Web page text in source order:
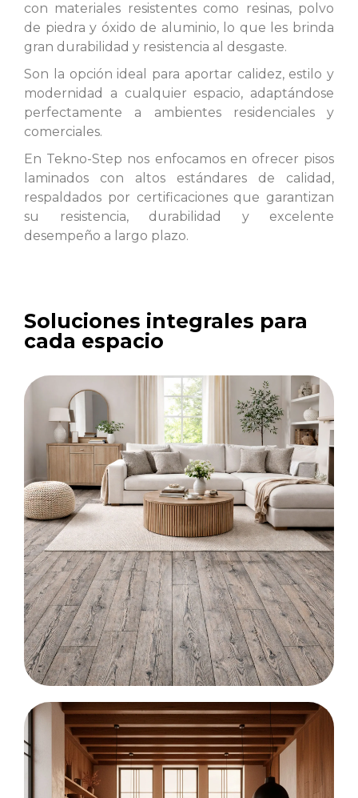
con materiales resistentes como resinas, polvo
de piedra y óxido de aluminio, lo que les brinda
gran durabilidad y resistencia al desgaste.
Son la opción ideal para aportar calidez, estilo y
modernidad a cualquier espacio, adaptándose
perfectamente a ambientes residenciales y
comerciales.
En Tekno-Step nos enfocamos en ofrecer pisos
laminados con altos estándares de calidad,
respaldados por certificaciones que garantizan
su resistencia, durabilidad y excelente
desempeño a largo plazo.
Soluciones integrales para
cada espacio